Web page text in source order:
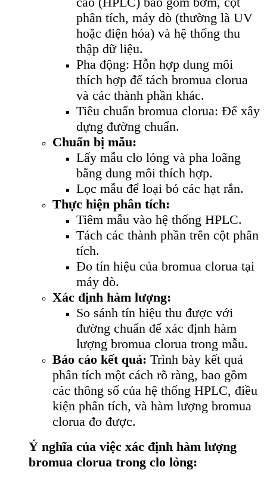
phân tích, máy dò (thường là UV
hoặc điện hóa) và hệ thống thu
thập dữ liệu.
Pha động: Hỗn hợp dung môi
thích hợp để tách bromua clorua
và các thành phần khác.
Tiêu chuẩn bromua clorua: Để xây
dựng đường chuẩn.
Chuẩn bị mẫu:
Lấy mẫu clo lỏng và pha loãng
bằng dung môi thích hợp.
Lọc mẫu để loại bỏ các hạt rắn.
Thực hiện phân tích:
Tiêm mẫu vào hệ thống HPLC.
Tách các thành phần trên cột phân
tích.
Đo tín hiệu của bromua clorua tại
máy dò.
Xác định hàm lượng:
So sánh tín hiệu thu được với
đường chuẩn để xác định hàm
lượng bromua clorua trong mẫu.
Báo cáo kết quả: Trình bày kết quả
phân tích một cách rõ ràng, bao gồm
các thông số của hệ thống HPLC, điều
kiện phân tích, và hàm lượng bromua
clorua đo được.
Ý nghĩa của việc xác định hàm lượng
bromua clorua trong clo lỏng: